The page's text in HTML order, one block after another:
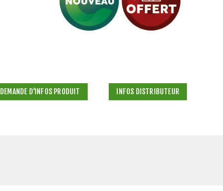
DEMANDE D'INFOS PRODUIT INFOS DISTRIBUTEUR